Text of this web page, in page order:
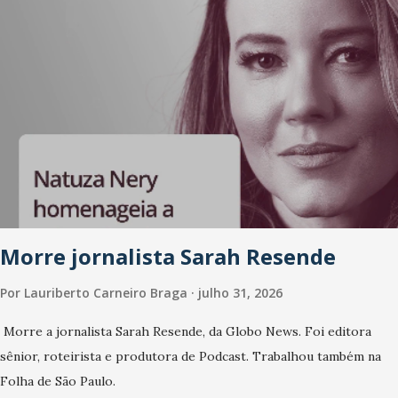
Morre jornalista Sarah Resende
Por Lauriberto Carneiro Braga julho 31, 2026
Morre a jornalista Sarah Resende, da Globo News. Foi editora
sênior, roteirista e produtora de Podcast. Trabalhou também na
Folha de São Paulo.